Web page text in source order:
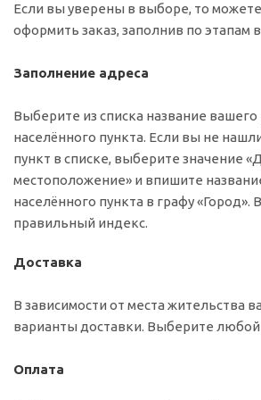
Если вы уверены в выборе, то
оформить заказ, заполнив по этапам
Заполнение адреса
Выберите из списка название вашего
населённого пункта. Если вы не
пункт в списке, выберите значение
местоположение» и впишите
населённого пункта в графу «Город».
правильный индекс.
Доставка
В зависимости от места жительства
варианты доставки. Выберите
Оплата